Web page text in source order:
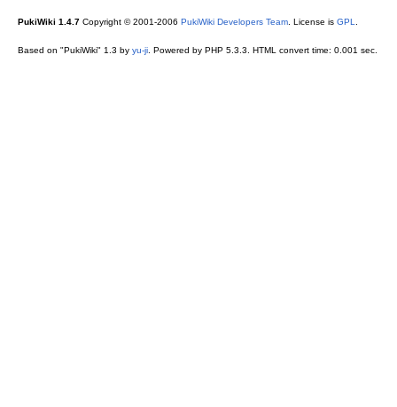
PukiWiki 1.4.7Copyright © 2001-2006 PukiWiki Developers Team. License is GPL
Based on "PukiWiki" 1.3 by yu-ji. Powered by PHP 5.3.3. HTML convert time: 0.001 sec.